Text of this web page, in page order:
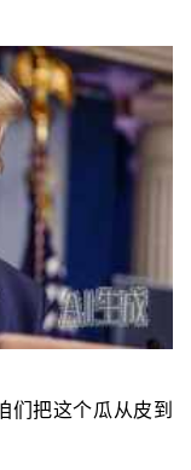
们把这个瓜从皮到